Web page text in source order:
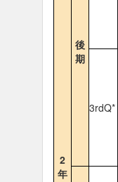
2
年
後
期
3rdQ*